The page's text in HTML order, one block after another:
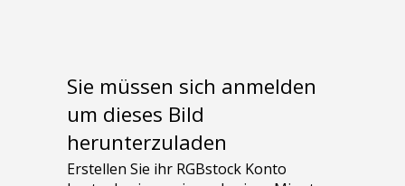
Sie müssen sich anmelden
um dieses Bild
herunterzuladen